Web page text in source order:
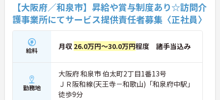
【大阪府／和泉市】昇給や賞与制度あり☆訪問介
護事業所にてサービス提供責任者募集〈正社員〉
給料 月収 26.0万円～30.0万円程度 諸手当込み
勤務地
大阪府 和泉市 伯太町2丁目1番13号
ＪＲ阪和線(天王寺－和歌山)「和泉府中駅」
徒歩9分